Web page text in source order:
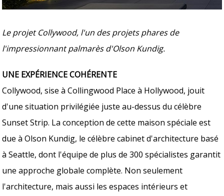
Le projet Collywood, l'un des projets phares de
l'impressionnant palmarès d'Olson Kundig.
UNE EXPÉRIENCE COHÉRENTE
Collywood, sise à Collingwood Place à Hollywood, jouit
d'une situation privilégiée juste au-dessus du célèbre
Sunset Strip. La conception de cette maison spéciale est
due à Olson Kundig, le célèbre cabinet d'architecture basé
à Seattle, dont l'équipe de plus de 300 spécialistes garantit
une approche globale complète. Non seulement
l'architecture, mais aussi les espaces intérieurs et